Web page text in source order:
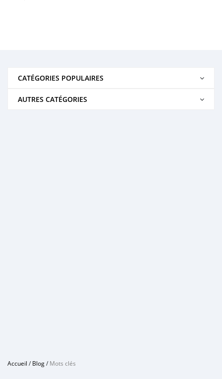
CATÉGORIES POPULAIRES
AUTRES CATÉGORIES
Accueil /Blog/Mots clés